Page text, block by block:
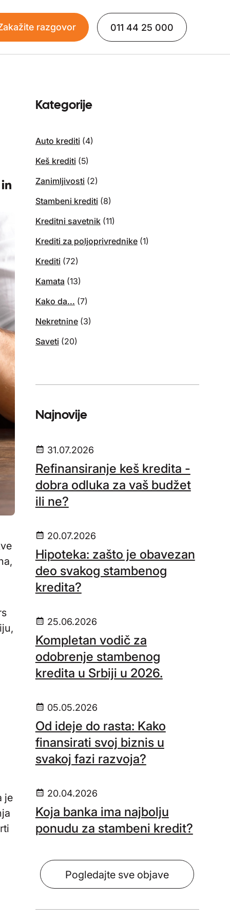
razgovor 011 44 25 000
je
Kategorije
Auto krediti (4)
Keš krediti (5)
Zanimljivosti (2)
Stambeni krediti (8)
Kreditni savetnik(11)
Krediti za poljoprivrednike(1)
Krediti (72)
Kamata (13)
Kako da... (7)
Nekretnine(3)
Saveti (20)
Najnovije
31.07.2026
Refinansiranje keš kredita -
dobra odluka za vaš budžet
ili ne?
20.07.2026
Hipoteka: zašto je obavezan
deo svakog stambenog
kredita?
25.06.2026
Kompletan vodič za
odobrenje stambenog
kredita u Srbiji u 2026.
05.05.2026
Od ideje do rasta: Kako
finansirati svoj biznis u
svakoj fazi razvoja?
20.04.2026
Koja banka ima najbolju
ponudu za stambeni kredit?
Pogledajte sve objave